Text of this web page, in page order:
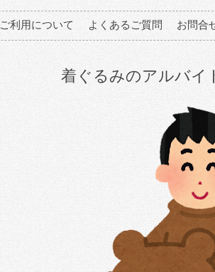
ご利用について よくあるご質問 お問合
着ぐるみのアルバイ